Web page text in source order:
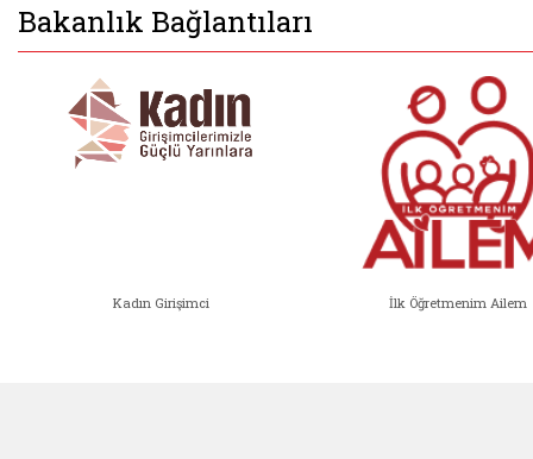
Bakanlık Bağlantıları
Kadın Girişimci İlk Öğretmenim Ailem